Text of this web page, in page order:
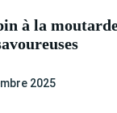
à la
2025